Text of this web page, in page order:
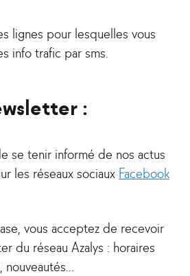
lignes pour lesquelles vous
info trafic par sms.
:
se tenir informé de nos actus
les réseaux sociaux Facebook
vous acceptez de recevoir
du réseau Azalys : horaires